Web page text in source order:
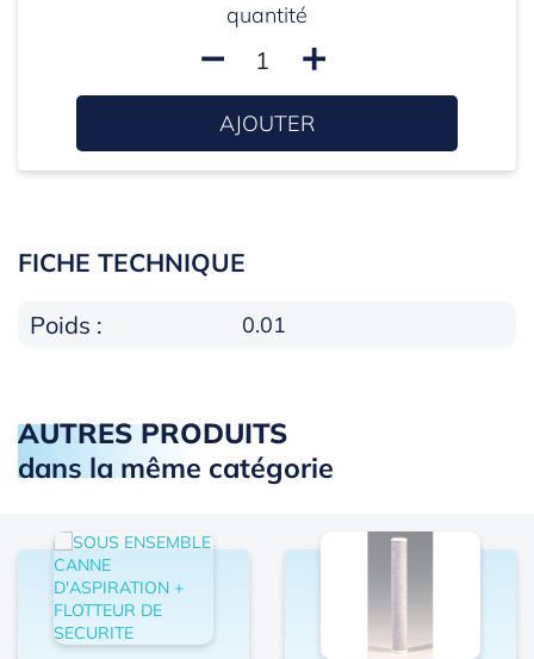
quantité
remove add
AJOUTER
FICHE TECHNIQUE
Poids : 0.01
AUTRES PRODUITS
dans la même catégorie